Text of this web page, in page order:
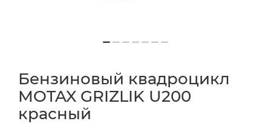
Бензиновый квадроцикл
MOTAX GRIZLIK U200
красный